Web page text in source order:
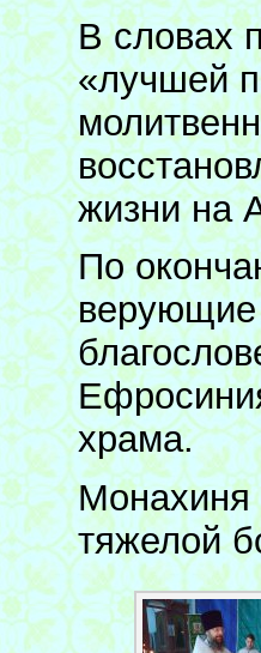
В словах
«лучшей
жизни на
По
верующие
храма.
Монахиня
тяжелой